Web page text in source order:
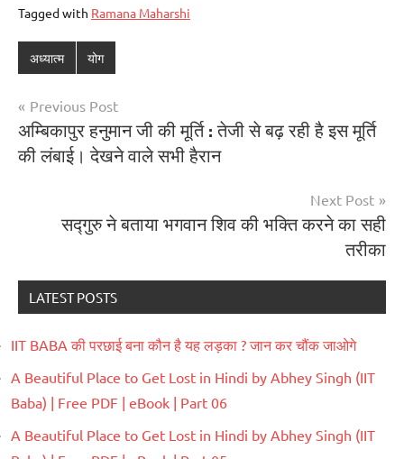
Tagged with Ramana Maharshi
अध्यात्म योग
Previous Post
अम्बिकापुर हनुमान जी की मूर्ति : तेजी से बढ़ रही है इस मूर्ति
की लंबाई। देखने वाले सभी हैरान
Next Post
सद्गुरु ने बताया भगवान शिव की भक्ति करने का सही
तरीका
LATEST POSTS
IIT BABA की परछाई बना कौन है यह लड़का ? जान कर चौंक जाओगे
A Beautiful Place to Get Lost in Hindi by Abhey Singh (IIT
Baba) | Free PDF | eBook | Part 06
A Beautiful Place to Get Lost in Hindi by Abhey Singh (IIT